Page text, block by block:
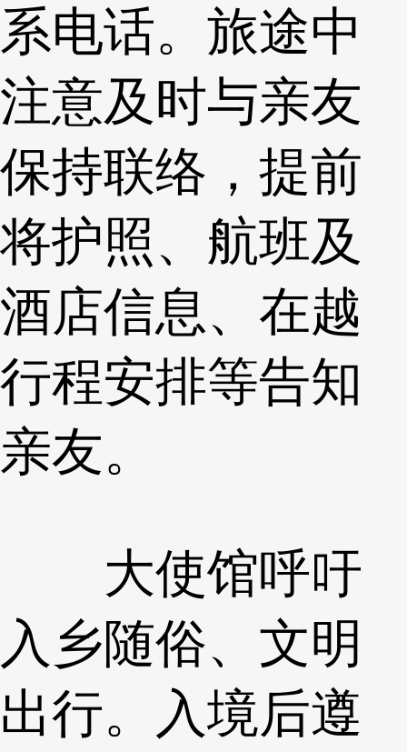
系电话。旅途中
注意及时与亲友
保持联络，提前
将护照、航班及
酒店信息、在越
行程安排等告知
亲友。
大使馆呼吁
入乡随俗、文明
出行。入境后遵